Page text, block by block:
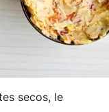
secos, le